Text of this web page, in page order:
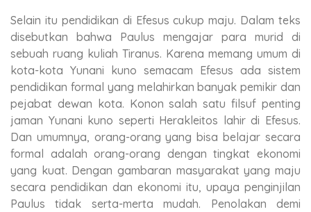
Selain itu pendidikan di Efesus cukup maju. Dalam teks
disebutkan bahwa Paulus mengajar para murid di
sebuah ruang kuliah Tiranus. Karena memang umum di
kota-kota Yunani kuno semacam Efesus ada sistem
pendidikan formal yang melahirkan banyak pemikir dan
pejabat dewan kota. Konon salah satu filsuf penting
jaman Yunani kuno seperti Herakleitos lahir di Efesus.
Dan umumnya, orang-orang yang bisa belajar secara
formal adalah orang-orang dengan tingkat ekonomi
yang kuat. Dengan gambaran masyarakat yang maju
secara pendidikan dan ekonomi itu, upaya penginjilan
Paulus tidak serta-merta mudah. Penolakan demi